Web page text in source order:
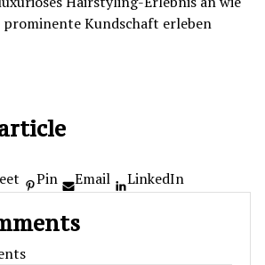
Pin Email LinkedIn